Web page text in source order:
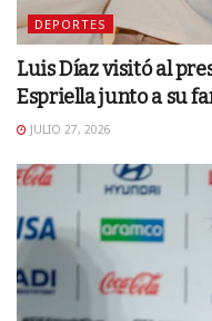
DEPORTES
Luis Díaz visitó al
Espriella junto a su
JULIO 27, 2026